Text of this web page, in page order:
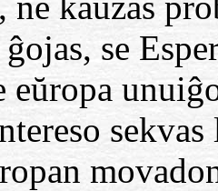
se
eŭropa